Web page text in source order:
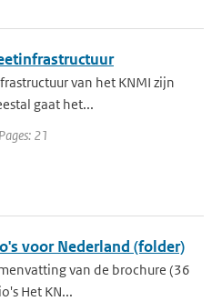
van het KNMI zijn
gaat het...
21
voor Nederland (folder)
van de brochure (36
Het KN...